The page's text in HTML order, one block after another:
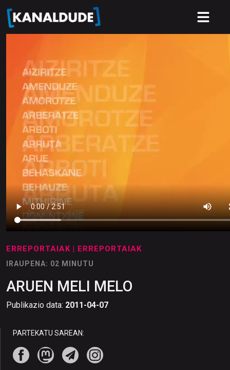
ERREPORTAIAK | ERREPORTAIAK
IRAUPENA: 02 MINUTU
ARUEN MELI MELO
Publikazio data: 2011-04-07
PARTEKATU SAREAN: